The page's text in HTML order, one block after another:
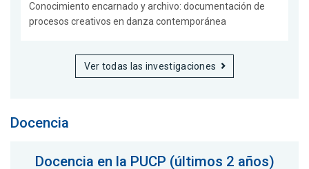
Conocimiento encarnado y archivo: documentación de
procesos creativos en danza contemporánea
Ver todas las investigaciones
Docencia
Docencia en la PUCP (últimos 2 años)